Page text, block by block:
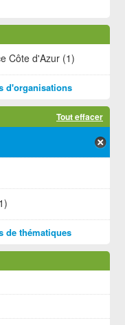
Côte d'Azur (1)
d'organisations
Tout effacer
de thématiques